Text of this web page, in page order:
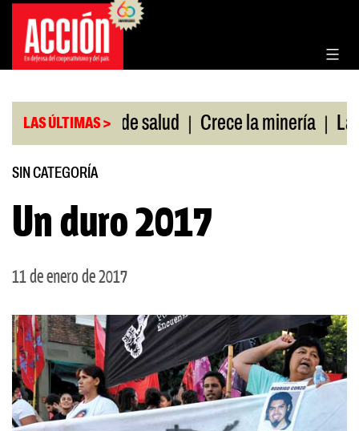
Saltar
contenido
LAS ÚLTIMAS >
cobertura de salud | Crece la minería | La
SIN CATEGORÍA
Un duro 2017
11 de enero de 2017